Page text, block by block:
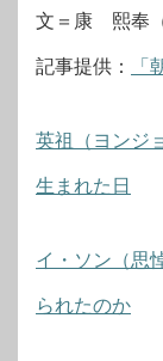
文＝康 熙奉
記事提供： 「
英祖（ヨンジ
生まれた日
イ・ソン（思
られたのか